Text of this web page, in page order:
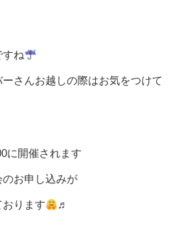
すね
さんお越しの際はお気をつけて
に開催されます
お申し込みが
おります ♬